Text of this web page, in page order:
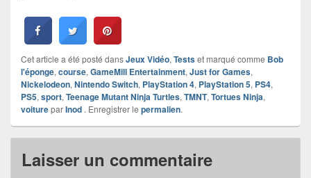
Cet article a été posté dansJeux Vidéo, Testset marqué comme Bob
l'éponge, course, GameMill Entertainment, Just for Games,
Nickelodeon, Nintendo Switch, PlayStation 4, PlayStation 5, PS4,
PS5, sport, Teenage Mutant Ninja Turtles, TMNT, Tortues Ninja,
voitureparInod . Enregistrer le permalien.
Laisser un commentaire